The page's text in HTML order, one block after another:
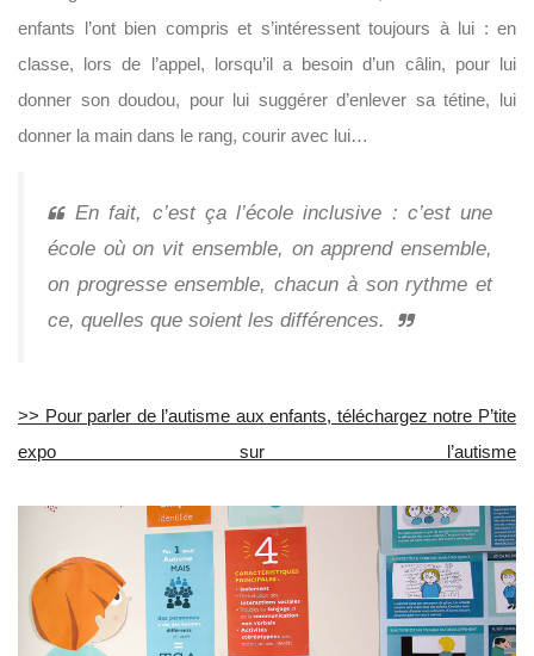
enfants l’ont bien compris et s’intéressent toujours à lui : en
classe, lors de l’appel, lorsqu’il a besoin d’un câlin, pour lui
donner son doudou, pour lui suggérer d’enlever sa tétine, lui
donner la main dans le rang, courir avec lui…
En fait, c’est ça l’école inclusive : c’est une
école où on vit ensemble, on apprend ensemble,
on progresse ensemble, chacun à son rythme et
ce, quelles que soient les différences.
>> Pour parler de l’autisme aux enfants, téléchargez notre P’tite
expo sur l’autisme